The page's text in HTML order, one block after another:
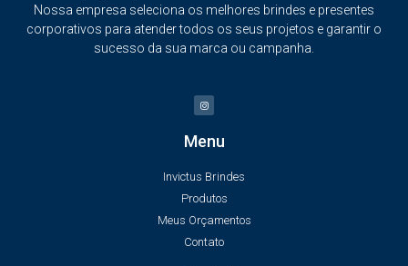
Nossa empresa seleciona os melhores brindes e presentes
corporativos para atender todos os seus projetos e garantir o
sucesso da sua marca ou campanha.
Menu
Invictus Brindes
Produtos
Meus Orçamentos
Contato